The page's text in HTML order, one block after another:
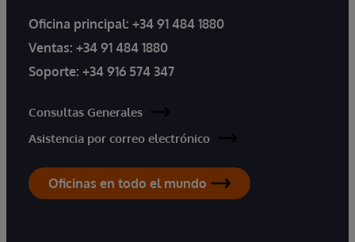
Oficina principal: +34 91 484 1880
Ventas: +34 91 484 1880
Soporte: +34 916 574 347
Consultas Generales
Asistencia por correo electrónico
Oficinas en todo el mundo